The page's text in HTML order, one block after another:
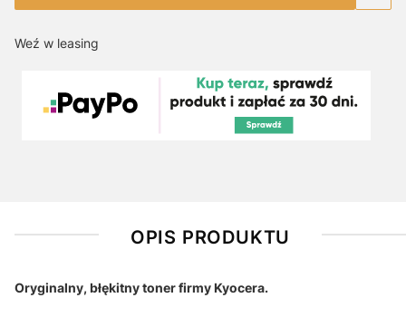
Weź w leasing
OPIS PRODUKTU
Oryginalny, błękitny toner firmy Kyocera.